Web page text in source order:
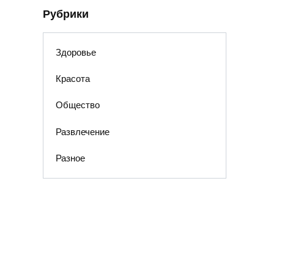
Рубрики
Здоровье
Красота
Общество
Развлечение
Разное